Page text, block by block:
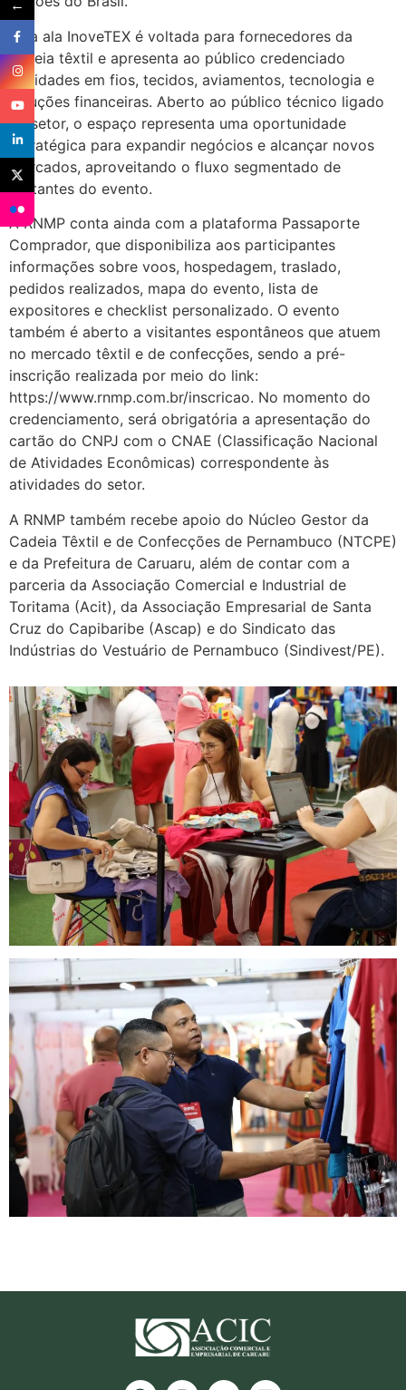
Já a ala InoveTEX é voltada para fornecedores da
cadeia têxtil e apresenta ao público credenciado
novidades em fios, tecidos, aviamentos, tecnologia e
soluções financeiras. Aberto ao público técnico ligado
ao setor, o espaço representa uma oportunidade
estratégica para expandir negócios e alcançar novos
mercados, aproveitando o fluxo segmentado de
visitantes do evento.
A RNMP conta ainda com a plataforma Passaporte
Comprador, que disponibiliza aos participantes
informações sobre voos, hospedagem, traslado,
pedidos realizados, mapa do evento, lista de
expositores e checklist personalizado. O evento
também é aberto a visitantes espontâneos que atuem
no mercado têxtil e de confecções, sendo a pré-
inscrição realizada por meio do link:
https://www.rnmp.com.br/inscricao. No momento do
credenciamento, será obrigatória a apresentação do
cartão do CNPJ com o CNAE (Classificação Nacional
de Atividades Econômicas) correspondente às
atividades do setor.
A RNMP também recebe apoio do Núcleo Gestor da
Cadeia Têxtil e de Confecções de Pernambuco (NTCPE)
e da Prefeitura de Caruaru, além de contar com a
parceria da Associação Comercial e Industrial de
Toritama (Acit), da Associação Empresarial de Santa
Cruz do Capibaribe (Ascap) e do Sindicato das
Indústrias do Vestuário de Pernambuco (Sindivest/PE).
←